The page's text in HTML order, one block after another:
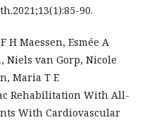
90.
H Maessen, Esmée A
Niels van Gorp, Nicole
Maria T E
Rehabilitation With All-
With Cardiovascular